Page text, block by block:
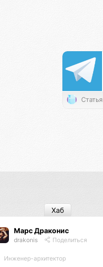
Статья
Марс Драконис
drakonis Поделиться
Инженер-архитектор
Хаб